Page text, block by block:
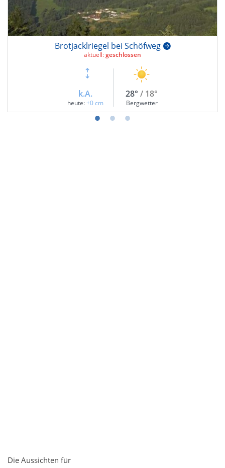
Brotjacklriegel bei Schöfweg
aktuell:geschlossen
k.A.
heute:+0 cm
28° / 18°
Bergwetter
Die Aussichten für